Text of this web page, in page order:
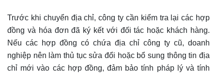
Trước khi chuyển địa chỉ, công ty cần kiểm tra lại các hợp
đồng và hóa đơn đã ký kết với đối tác hoặc khách hàng.
Nếu các hợp đồng có chứa địa chỉ công ty cũ, doanh
nghiệp nên làm thủ tục sửa đổi hoặc bổ sung thông tin địa
chỉ mới vào các hợp đồng, đảm bảo tính pháp lý và tính